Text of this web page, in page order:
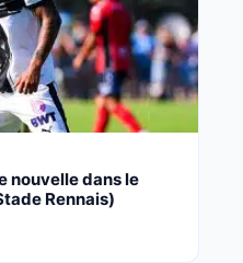
nouvelle dans le
Rennais)